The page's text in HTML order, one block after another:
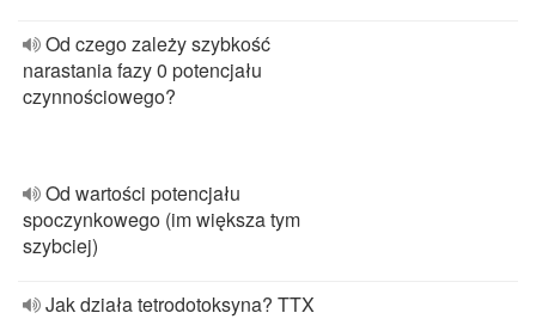
Od czego zależy szybkość
narastania fazy 0 potencjału
czynnościowego?
Od wartości potencjału
spoczynkowego (im większa tym
szybciej)
Jak działa tetrodotoksyna? TTX